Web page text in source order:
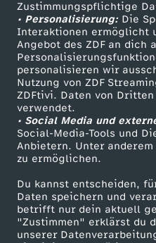
Zustimmungspflichtige
• Personalisierung:Die
Interaktionen ermöglicht
Angebot des ZDF an dich
personalisieren wir
Nutzung von ZDF
ZDFtivi. Daten von
verwendet.
• Social Media und
Social-Media-Tools und
Anbietern. Unter
zu ermöglichen.
Du kannst entscheiden,
Daten speichern und
betrifft nur dein aktuell
"Zustimmen" erklärst du
unserer
Livestreams
Sendungen A-Z
TV-Programm
ZDF Unternehmen
Karriere
ZDF goes Schule
Werbefernsehen
Mainzelmännchen